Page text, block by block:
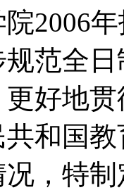
院
范全
好地
和国
况，特